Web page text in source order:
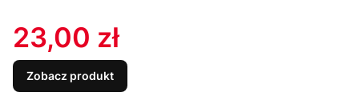
Cena
23,00 zł
Zobacz produkt